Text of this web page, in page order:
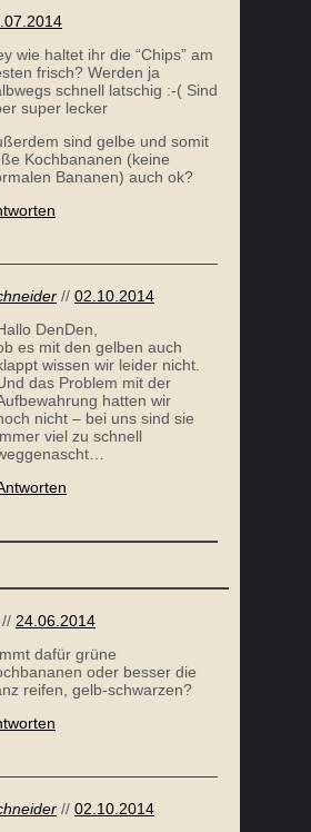
wie haltet ihr die “Chips” am
frisch? Werden ja
schnell latschig :-( Sind
super lecker
sind gelbe und somit
Kochbananen (keine
Bananen) auch ok?
// 02.10.2014
DenDen,
es mit den gelben auch
wissen wir leider nicht.
das Problem mit der
hatten wir
nicht – bei uns sind sie
viel zu schnell
// 24.06.2014
dafür grüne
oder besser die
reifen, gelb-schwarzen?
// 02.10.2014